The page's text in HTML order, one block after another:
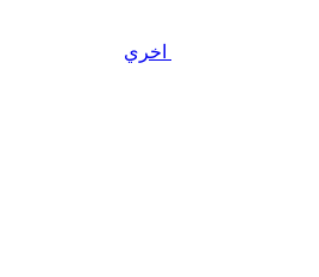
اخري